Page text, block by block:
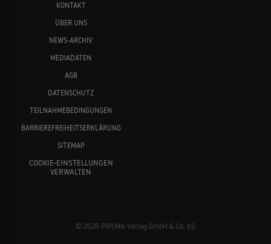
KONTAKT
ÜBER UNS
NEWS-ARCHIV
MEDIADATEN
AGB
DATENSCHUTZ
TEILNAHMEBEDINGUNGEN
BARRIEREFREIHEITSERKLÄRUNG
SITEMAP
COOKIE-EINSTELLUNGEN
VERWALTEN
© 2026 PRISMA-Verlag GmbH & Co. KG